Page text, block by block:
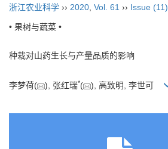
浙江农业科学 ›› 2020 Vol. 61 ›› Issue (11)
• 果树与蔬菜 •
种栽对山药生长与产量品质的影响
李梦荷( ), 张红瑞*( ), 高致明, 李世可